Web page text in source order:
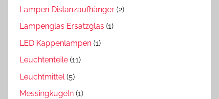
Lampen Distanzaufhänger (2)
Lampenglas Ersatzglas (1)
LED Kappenlampen (1)
Leuchtenteile (11)
Leuchtmittel (5)
Messingkugeln (1)